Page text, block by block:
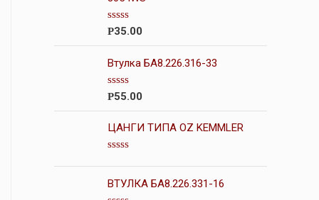
а
0
з
5
О
н
а
0
з
5
Р35.00
Втулка БА8.226.316-33
О
н
а
и
з
5
Р55.00
ЦАНГИ ТИПА OZ KEMMLER
е
ВТУЛКА БА8.226.331-16